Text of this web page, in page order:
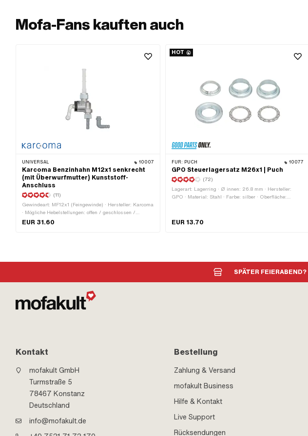
Mofa-Fans kauften auch
UNIVERSAL 10007
Karcoma Benzinhahn M12x1 senkrecht
(mit Überwurfmutter) Kunststoff-
Anschluss
(11)
Gewindeart: MF12x1 (Feingewinde) · Hersteller: Karcoma
· Mögliche Hebelstellungen: offen / geschlossen /
Reserve · Material Hebel: Metall · Filterart: Kunststoffnetz
EUR 31.60
HOT
FÜR: PUCH 10077
GPO Steuerlagersatz M26x1 | Puch
(72)
Lagerart: Lagerring · Ø innen: 26.8 mm · Hersteller:
GPO · Material: Stahl · Farbe: silber · Oberfläche:
EUR 13.70
SPÄTER FEIERABEND?
Kontakt
mofakult GmbH
Turmstraße 5
78467 Konstanz
Deutschland
info@mofakult.de
Bestellung
Zahlung & Versand
mofakult Business
Hilfe & Kontakt
Live Support
Rücksendungen